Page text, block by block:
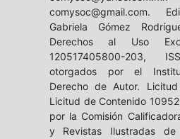
comysoc@gmail.com.
Gabriela Gómez
Derechos al Uso
120517405800-203,
otorgados por el
Derecho de Autor.
Licitud de Contenido
por la Comisión
y Revistas Ilustradas